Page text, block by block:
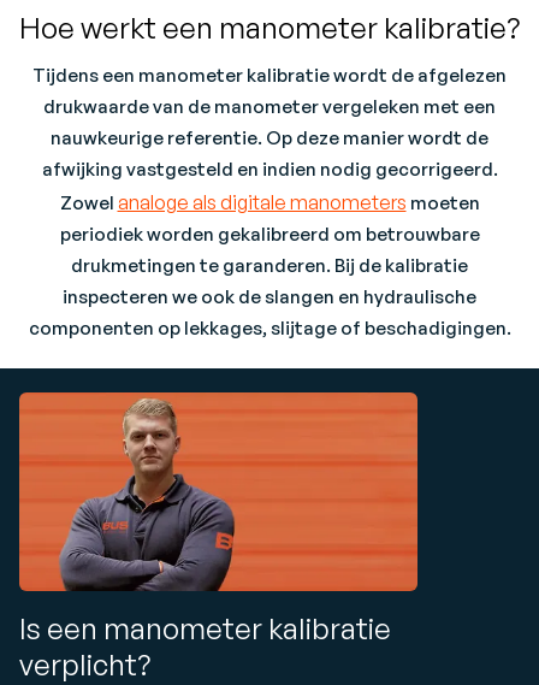
Hoe werkt een manometer kalibratie?
Tijdens een manometer kalibratie wordt de afgelezen
drukwaarde van de manometer vergeleken met een
nauwkeurige referentie. Op deze manier wordt de
afwijking vastgesteld en indien nodig gecorrigeerd.
Zowel analoge als digitale manometers moeten
periodiek worden gekalibreerd om betrouwbare
drukmetingen te garanderen. Bij de kalibratie
inspecteren we ook de slangen en hydraulische
componenten op lekkages, slijtage of beschadigingen.
Is een manometer kalibratie
verplicht?